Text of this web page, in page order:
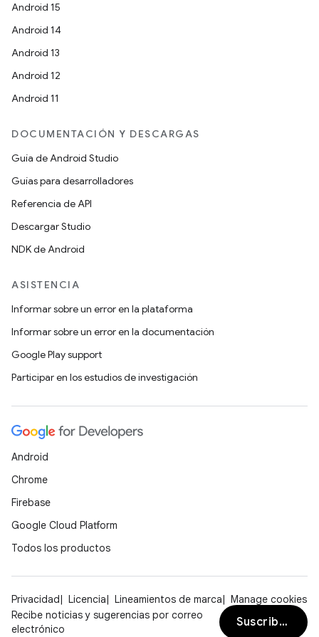
Android 15
Android 14
Android 13
Android 12
Android 11
DOCUMENTACIÓN Y DESCARGAS
Guía de Android Studio
Guías para desarrolladores
Referencia de API
Descargar Studio
NDK de Android
ASISTENCIA
Informar sobre un error en la plataforma
Informar sobre un error en la documentación
Google Play support
Participar en los estudios de investigación
Android
Chrome
Firebase
Google Cloud Platform
Todos los productos
Privacidad Licencia Lineamientos de marca
Manage cookies
Recibe noticias y sugerencias por correo
electrónico
Suscribirse